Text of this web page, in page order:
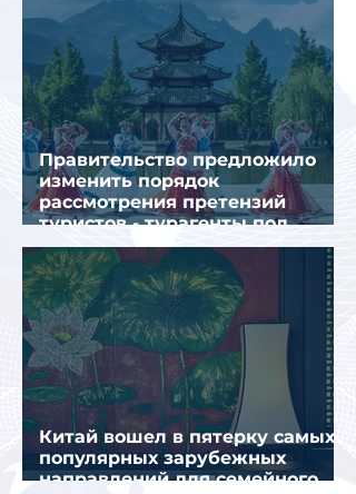
Правительство предложило
изменить порядок
рассмотрения претензий
туристов - турагенты под
ударом!
Китай вошел в пятерку самых
популярных зарубежных
направлений для семейного